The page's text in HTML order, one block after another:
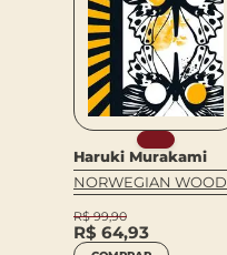
Haruki Murakami
NORWEGIAN WOOD
R$99,90
R$ 64,93